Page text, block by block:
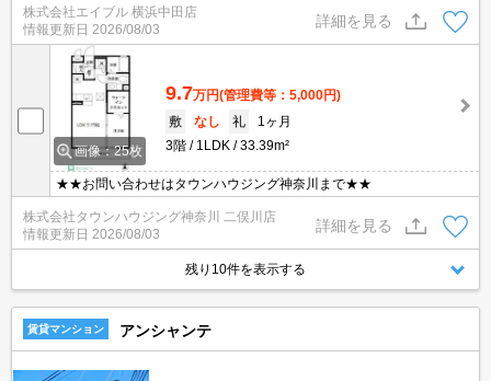
ト付き。システムキッチン。宅配ボックスあり。
株式会社エイブル 横浜中田店
情報更新日 2026/08/03
詳細を見る
画像：25枚
9.7万円(管理費等：5,000円)
敷
なし 礼
1ヶ月
3階
1LDK 33.39m²
★★お問い合わせはタウンハウジング神奈川まで★★
株式会社タウンハウジング神奈川 二俣川店
情報更新日 2026/08/03
詳細を見る
残り10件を表示する
賃貸マンション アンシャンテ